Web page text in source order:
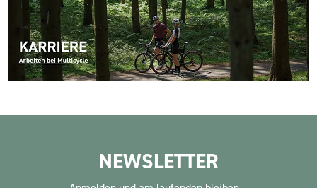
NEWSLETTER